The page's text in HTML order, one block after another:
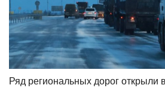
Ряд региональных дорог открыли